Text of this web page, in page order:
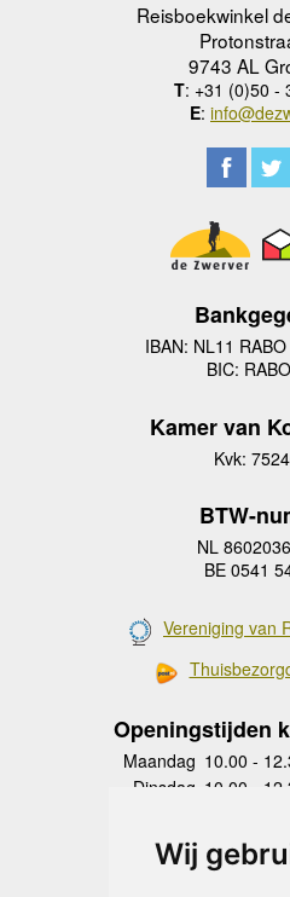
Wij
Reisboekwinkel
9743 AL
T: +31 (0)50 -
E:
IBAN: NL11
BIC:
Kamer van
Kvk:
BTW-
NL
BE 0541
Vereniging van
Openingstijden
Maandag 10.00 -
Dinsdag 10.00 -
Donderdag
10.00 -
Vrijdag 10.00 -